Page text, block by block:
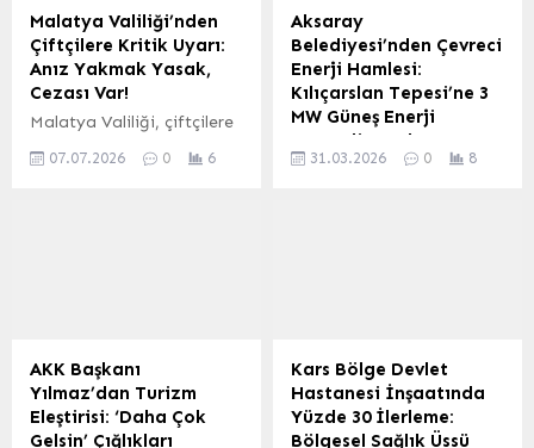
hedefleyen “Sosyal
Abonman” uygulaması,
beklenenin üzerinde bir
ilgiyle karşılaştı.
günden bu yana geçen
kısa sürede aktif kullanıcı
Zeytinyağı’nın yüksek
polifenol içeriği üzerine
yürütülen projeler de
Bakan Yumaklı ile yapılan
görüşmede detaylı bir
şekilde ele alındı. Kilis’in
zeytin üretimindeki...
Malatya Valiliği’nden
Çiftçilere Kritik Uyarı:
Anız Yakmak Yasak,
Cezası Var!
Malatya Valiliği, çiftçilere
bulunarak anız yakmanın
verimliliğini olumsuz
etkilediği, faydalı toprak
mikroorganizmalarını yok
ettiği, erozyonu artırdığı
07.07.2026 0 6
Aksaray
Belediyesi’nden Çevreci
Enerji Hamlesi:
Kılıçarslan Tepesi’ne 3
MW Güneş Enerji
Santrali Kuruluyor
Aksaray Belediyesi, çevreci
kısmının güneş
enerjisinden karşılanması
hedefleniyor. Proje,
elektrik giderlerinde ciddi
31.03.2026 0 8
AKK Başkanı
Yılmaz’dan Turizm
Eleştirisi: ‘Daha Çok
Gelsin’ Çığlıkları
Kars Bölge Devlet
Hastanesi İnşaatında
Yüzde 30 İlerleme:
Bölgesel Sağlık Üssü